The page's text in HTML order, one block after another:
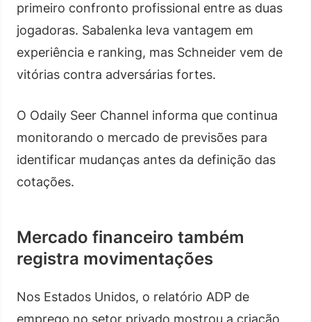
primeiro confronto profissional entre as duas
jogadoras. Sabalenka leva vantagem em
experiência e ranking, mas Schneider vem de
vitórias contra adversárias fortes.
O Odaily Seer Channel informa que continua
monitorando o mercado de previsões para
identificar mudanças antes da definição das
cotações.
Mercado financeiro também
registra movimentações
Nos Estados Unidos, o relatório ADP de
emprego no setor privado mostrou a criação